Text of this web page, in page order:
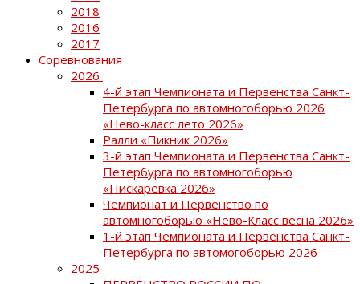
2018
2016
2017
Соревнования
2026
4-й этап Чемпионата и Первенства Санкт-
Петербурга по автомногоборью 2026
«Нево-класс лето 2026»
Ралли «Пикник 2026»
3-й этап Чемпионата и Первенства Санкт-
Петербурга по автомногоборью
«Пискаревка 2026»
Чемпионат и Первенство по
автомногоборью «Нево-Класс весна 2026»
1-й этап Чемпионата и Первенства Санкт-
Петербурга по автомогоборью 2026
2025